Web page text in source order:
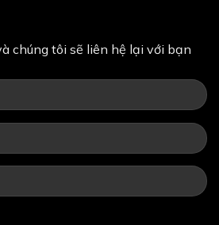
chúng tôi sẽ liên hệ lại với bạn